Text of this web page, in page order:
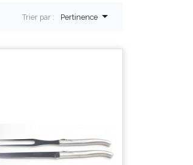
Trier par : Pertinence 